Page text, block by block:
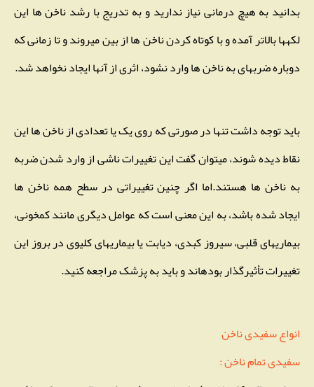
بدانید به هیچ درمانی نیاز ندارید و به تدریج با رشد ناخن ها این
لکهها بالاتر آمده و با کوتاه کردن ناخن ها از بین میروند و تا زمانی که
دوباره ضربهای به ناخن ها وارد نشود، اثری از آنها ایجاد نخواهد شد.
باید توجه داشت تنها در صورتی که روی یک یا تعدادی از ناخن ها این
نقاط دیده شوند، میتوان گفت این تغییرات ناشی از وارد شدن ضربه
به ناخن ها هستند.اما اگر چنین تغییراتی در سطح همه ناخن ها
ایجاد شده باشد، به این معنی است که عوامل دیگری مانند کمخونی،
بیماریهای قلبی، سیروز کبدی، دیابت یا بیماریهای کلیوی در بروز این
تغییرات تأثیرگذار بودهاند و باید به پزشک مراجعه کنید.
انواع سفیدی ناخن
سفیدی تمام ناخن :